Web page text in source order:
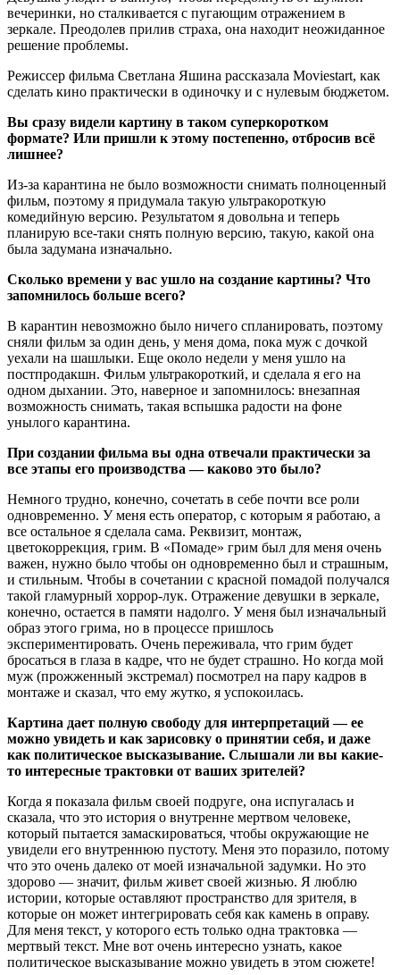
вечеринки, но сталкивается с пугающим отражением в
зеркале. Преодолев прилив страха, она находит неожиданное
решение проблемы.
Режиссер фильма Светлана Яшина рассказала Moviestart, как
сделать кино практически в одиночку и с нулевым бюджетом.
Вы сразу видели картину в таком суперкоротком
формате? Или пришли к этому постепенно, отбросив всё
лишнее?
Из-за карантина не было возможности снимать полноценный
фильм, поэтому я придумала такую ультракороткую
комедийную версию. Результатом я довольна и теперь
планирую все-таки снять полную версию, такую, какой она
была задумана изначально.
Сколько времени у вас ушло на создание картины? Что
запомнилось больше всего?
В карантин невозможно было ничего спланировать, поэтому
сняли фильм за один день, у меня дома, пока муж с дочкой
уехали на шашлыки. Еще около недели у меня ушло на
постпродакшн. Фильм ультракороткий, и сделала я его на
одном дыхании. Это, наверное и запомнилось: внезапная
возможность снимать, такая вспышка радости на фоне
унылого карантина.
При создании фильма вы одна отвечали практически за
все этапы его производства — каково это было?
Немного трудно, конечно, сочетать в себе почти все роли
одновременно. У меня есть оператор, с которым я работаю, а
все остальное я сделала сама. Реквизит, монтаж,
цветокоррекция, грим. В «Помаде» грим был для меня очень
важен, нужно было чтобы он одновременно был и страшным,
и стильным. Чтобы в сочетании с красной помадой получался
такой гламурный хоррор-лук. Отражение девушки в зеркале,
конечно, остается в памяти надолго. У меня был изначальный
образ этого грима, но в процессе пришлось
экспериментировать. Очень переживала, что грим будет
бросаться в глаза в кадре, что не будет страшно. Но когда мой
муж (прожженный экстремал) посмотрел на пару кадров в
монтаже и сказал, что ему жутко, я успокоилась.
Картина дает полную свободу для интерпретаций — ее
можно увидеть и как зарисовку о принятии себя, и даже
как политическое высказывание. Слышали ли вы какие-
то интересные трактовки от ваших зрителей?
Когда я показала фильм своей подруге, она испугалась и
сказала, что это история о внутренне мертвом человеке,
который пытается замаскироваться, чтобы окружающие не
увидели его внутреннюю пустоту. Меня это поразило, потому
что это очень далеко от моей изначальной задумки. Но это
здорово — значит, фильм живет своей жизнью. Я люблю
истории, которые оставляют пространство для зрителя, в
которые он может интегрировать себя как камень в оправу.
Для меня текст, у которого есть только одна трактовка —
мертвый текст. Мне вот очень интересно узнать, какое
политическое высказывание можно увидеть в этом сюжете!